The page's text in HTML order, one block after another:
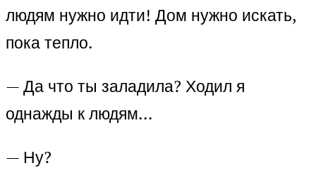
людям нужно идти! Дом нужно искать,
пока тепло.
— Да что ты заладила? Ходил я
однажды к людям…
— Ну?